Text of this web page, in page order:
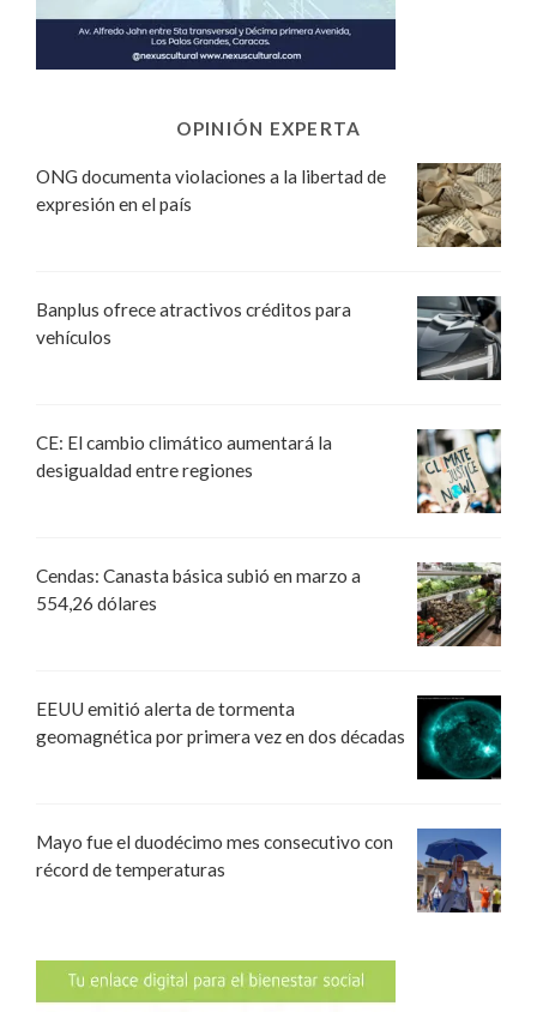
OPINIÓN EXPERTA
ONG documenta violaciones a la libertad de
expresión en el país
Banplus ofrece atractivos créditos para
vehículos
CE: El cambio climático aumentará la
desigualdad entre regiones
Cendas: Canasta básica subió en marzo a
554,26 dólares
EEUU emitió alerta de tormenta
geomagnética por primera vez en dos décadas
Mayo fue el duodécimo mes consecutivo con
récord de temperaturas